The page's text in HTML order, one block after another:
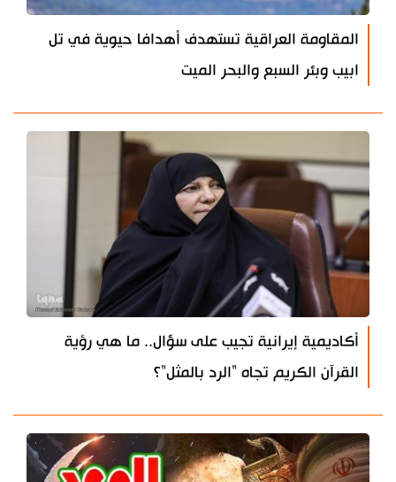
المقاومة العراقية تستهدف أهدافا حيوية في تل
ابيب وبئر السبع والبحر الميت
أكاديمية إيرانية تجيب على سؤال.. ما هي رؤية
القرآن الكريم تجاه "الرد بالمثل"؟